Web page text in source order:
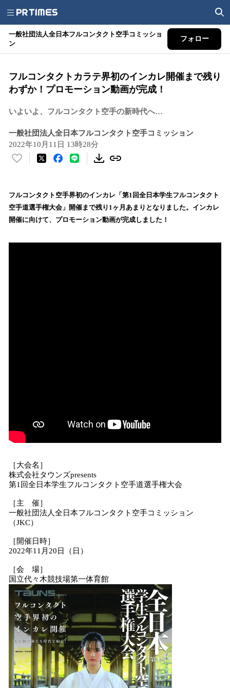
一般社団法人全日本フルコンタクト空手コミッショ
ン
フォロー
フルコンタクトカラテ界初のインカレ開催まで残り
わずか！プロモーション動画が完成！
いよいよ、フルコンタクト空手の新時代へ…
一般社団法人全日本フルコンタクト空手コミッション
2022年10月11日 13時28分
い
！
数
を
フルコンタクト空手界初のインカレ「第1回全日本学生フルコンタクト
空手道選手権大会」開催まで残り1ヶ月あまりとなりました。インカレ
開催に向けて、プロモーション動画が完成しました！
［大会名］
株式会社タウンズpresents
第1回全日本学生フルコンタクト空手道選手権大会
［主 催］
一般社団法人全日本フルコンタクト空手コミッション
（JKC）
［開催日時］
2022年11月20日（日）
［会 場］
国立代々木競技場第一体育館